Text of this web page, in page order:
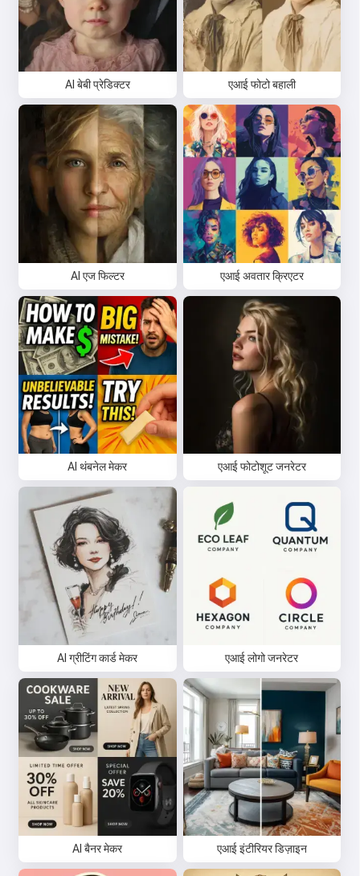
AI बेबी प्रेडिक्टर एआई फोटो बहाली
AI एज फिल्टर एआई अवतार क्रिएटर
AI थंबनेल मेकर एआई फोटोशूट जनरेटर
AI ग्रीटिंग कार्ड मेकर एआई लोगो जनरेटर
AI बैनर मेकर एआई इंटीरियर डिज़ाइन